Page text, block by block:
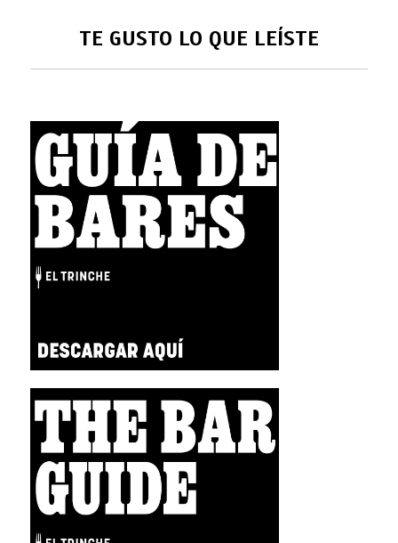
TE GUSTO LO QUE LEÍSTE